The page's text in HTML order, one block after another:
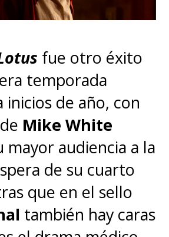
fue otro éxito
temporada
inicios de año, con
Mike White
mayor audiencia a la
de su cuarto
que en el sello
también hay caras